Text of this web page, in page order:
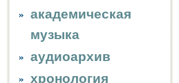
академическая
музыка
аудиоархив
хронология